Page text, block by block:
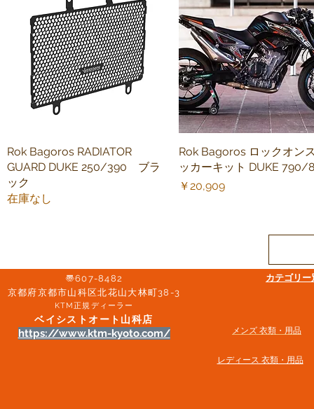
クイックビュー
Rok Bagoros RADIATOR
GUARD DUKE 250/390 ブラ
ック
在庫なし
クイックビュー
Rok Bagoros ロックオン
ッカーキット DUKE 790/
価格
￥20,909
〠607-8482
京都府京都市山科区北花山大林町38-3​
KTM正規ディーラー
ベイシストオート山科店
https://www.ktm-kyoto.com/
カテゴリ
メンズ 衣類・用品
​レディース 衣類・用品